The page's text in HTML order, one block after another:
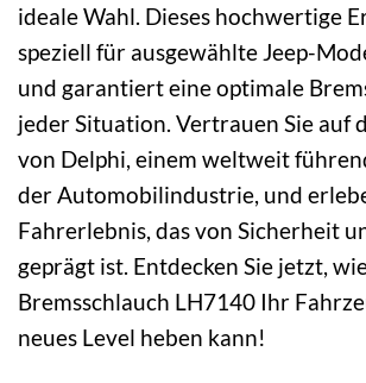
ideale Wahl. Dieses hochwertige
speziell für ausgewählte Jeep-
und garantiert eine optimale
jeder Situation. Vertrauen Sie auf
von Delphi, einem weltweit
der Automobilindustrie, und
Fahrerlebnis, das von Sicherheit
geprägt ist. Entdecken Sie jetzt,
Bremsschlauch LH7140 Ihr
neues Level heben kann!